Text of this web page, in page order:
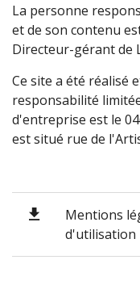
La personne
et de son contenu
Directeur-gérant de
Ce site a été réalisé
responsabilité
d'entreprise est le
est situé rue de
Mentions
d'utilisation